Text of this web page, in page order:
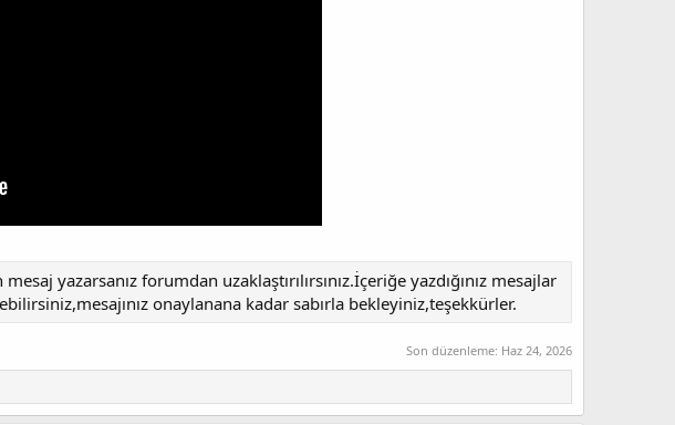
yazarsanız forumdan uzaklaştırılırsınız.İçeriğe yazdığınız mesajlar
onaylanana kadar sabırla bekleyiniz,teşekkürler.
Son düzenleme: Haz 24, 2026